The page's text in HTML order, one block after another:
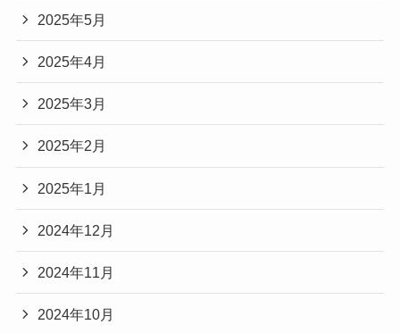
2025年5月
2025年4月
2025年3月
2025年2月
2025年1月
2024年12月
2024年11月
2024年10月